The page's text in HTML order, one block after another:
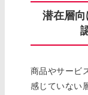
潜在層向
商品やサービ
感じていない